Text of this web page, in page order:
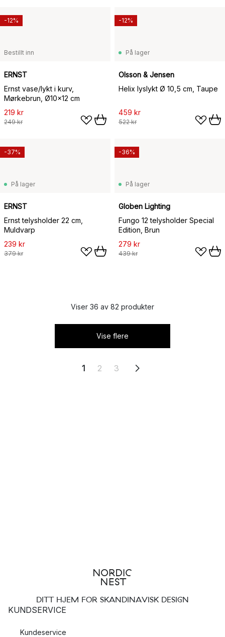
Bestillt inn
ERNST
Ernst vase/lykt i kurv,
Mørkebrun, Ø10x12 cm
219 kr
249 kr
-12%
På lager
Olsson & Jensen
Helix lyslykt Ø 10,5 cm, Taupe
459 kr
522 kr
-12%
På lager
ERNST
Ernst telysholder 22 cm,
Muldvarp
239 kr
379 kr
-37%
På lager
Globen Lighting
Fungo 12 telysholder Special
Edition, Brun
279 kr
439 kr
-36%
Viser 36 av 82 produkter
Vise flere
1 2 3
DITT HJEM FOR SKANDINAVISK DESIGN
KUNDSERVICE
Kundeservice